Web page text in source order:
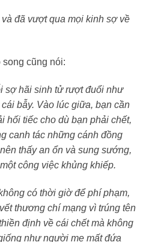
đã vượt qua mọi kinh sợ về
cũng nói:
sợ hãi sinh tử rượt đuổi như
bẫy. Vào lúc giữa, bạn cần
hối tiếc cho dù bạn phải chết,
canh tác những cánh đồng
thấy an ổn và sung sướng,
công việc khủng khiếp.
có thời giờ để phí phạm,
thương chí mạng vì trúng tên
định về cái chết mà không
như người mẹ mất đứa